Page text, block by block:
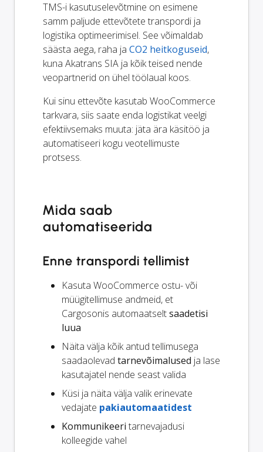
TMS-i kasutuselevõtmine on esimene
samm paljude ettevõtete transpordi ja
logistika optimeerimisel. See võimaldab
säästa aega, raha ja CO2 heitkoguseid,
kuna Akatrans SIA ja kõik teised nende
veopartnerid on ühel töölaual koos.
Kui sinu ettevõte kasutab WooCommerce
tarkvara, siis saate enda logistikat veelgi
efektiivsemaks muuta: jäta ära käsitöö ja
automatiseeri kogu veotellimuste
protsess.
Mida saab
automatiseerida
Enne transpordi tellimist
Kasuta WooCommerce ostu- või
müügitellimuse andmeid, et
Cargosonis automaatseltsaadetisi
luua
Näita välja kõik antud tellimusega
saadaolevad tarnevõimalused ja lase
kasutajatel nende seast valida
Küsi ja näita välja valik erinevate
vedajate pakiautomaatidest
Kommunikeeri tarnevajadusi
kolleegide vahel